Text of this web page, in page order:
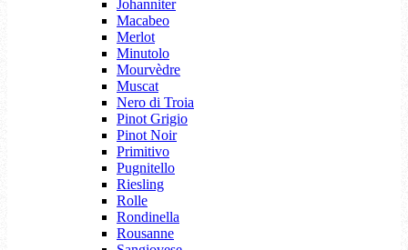
Johanniter
Macabeo
Merlot
Minutolo
Mourvèdre
Muscat
Nero di Troia
Pinot Grigio
Pinot Noir
Primitivo
Pugnitello
Riesling
Rolle
Rondinella
Rousanne